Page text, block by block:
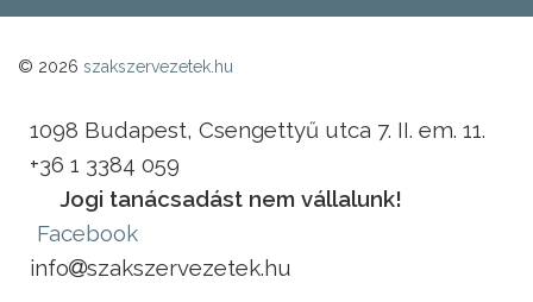
© 2026 szakszervezetek.hu
1098 Budapest, Csengettyű utca 7. II. em. 11.
+36 1 3384 059
Jogi tanácsadást nem vállalunk!
Facebook
info
szakszervezetek.hu